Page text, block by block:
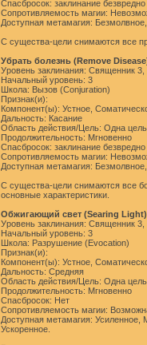
Спасбросок: заклинание безвредно
Сопротивляемость магии:
Доступная метамагия:
С существа-цели снимаются все
Убрать болезнь (Remove
Уровень заклинания: Священник
Начальный уровень: 3
Школа: Вызов (Conjuration)
Признак(и):
Компонент(ы): Устное,
Дальность: Касание
Область действия/Цель: Одна цель
Продолжительность: Мгновенно
Спасбросок: заклинание безвредно
Сопротивляемость магии:
Доступная метамагия:
С существа-цели снимаются все
основные характеристики.
Обжигающий свет (Searing Light)
Уровень заклинания: Священник
Начальный уровень: 3
Школа: Разрушение (Evocation)
Признак(и):
Компонент(ы): Устное,
Дальность: Средняя
Область действия/Цель: Одна цель
Продолжительность: Мгновенно
Спасбросок: Нет
Сопротивляемость магии:
Доступная метамагия:
Ускоренное.